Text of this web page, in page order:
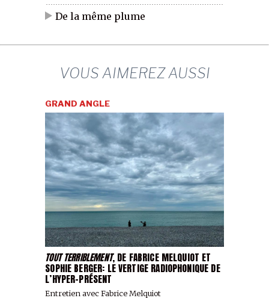
De la même plume
VOUS AIMEREZ AUSSI
TOUT TERRIBLEMENT, DE FABRICE MELQUIOT ET
SOPHIE BERGER: LE VERTIGE RADIOPHONIQUE DE
L’HYPER-PRÉSENT
Entretien avec Fabrice Melquiot
GRAND ANGLE